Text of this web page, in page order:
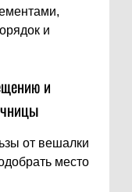
и
и
от вешалки
место